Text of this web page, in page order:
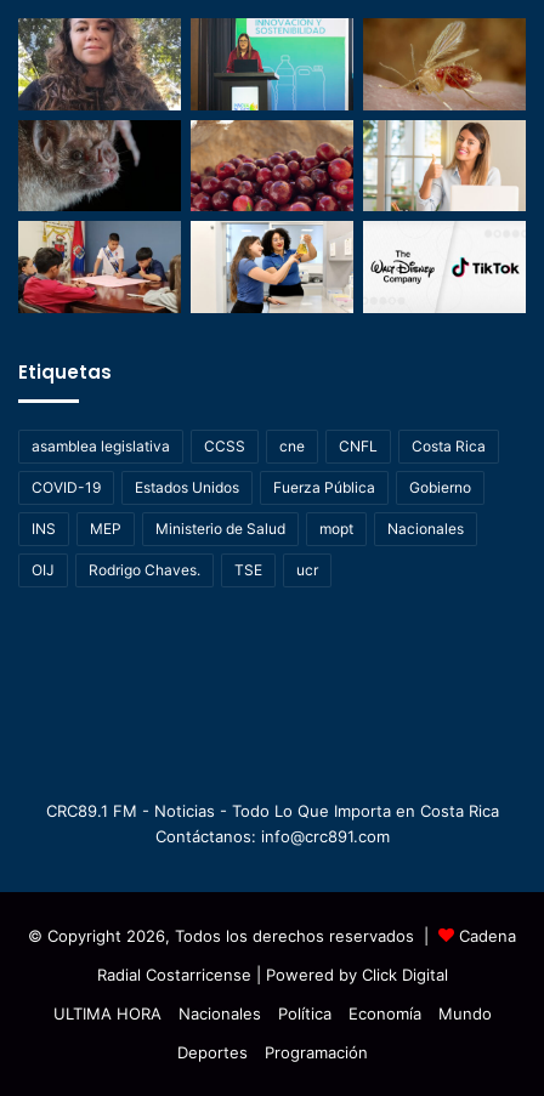
Etiquetas
asamblea legislativa CCSS cne CNFL Costa Rica
COVID-19 Estados Unidos Fuerza Pública Gobierno
INS MEP Ministerio de Salud mopt Nacionales
OIJ Rodrigo Chaves. TSE ucr
CRC89.1 FM - Noticias - Todo Lo Que Importa en Costa Rica
Contáctanos: info@crc891.com
© Copyright 2026, Todos los derechos reservados |
Cadena
Radial Costarricense | Powered by Click Digital
ULTIMA HORA
Nacionales Política Economía
Mundo
Deportes
Programación